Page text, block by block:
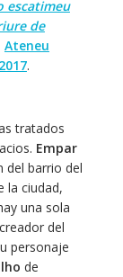
escatimeu
de
Ateneu
.
tratados
Empar
del barrio del
la ciudad,
una sola
del
personaje
de